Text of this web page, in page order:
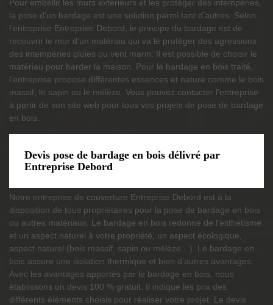
Pour embellir les murs extérieurs et les protéger des intempéries,
la pose d’un bardage est une solution parmi tant d’autres. Selon
l’entreprise Entreprise Debord, le principe du bardage est de
recouvrir le mur d’un matériau qui va le protéger des agressions
des intempéries pluies ou vent marin. Il est possible de choisir le
matériau pour barder la maison. Pour le bardage en bois traité,
l’entreprise propose différentes essences et nature comme le bois
massif, le sapin ou le mélèze. Vous pouvez contacter l’entreprise
à partir de son site web pour tous vos projets de pose de bardage
en bois.
Devis pose de bardage en bois délivré par
Entreprise Debord
Notre entreprise de couverture Entreprise Debord est à la
disposition de tous propriétaires pour la pose de bardage en bois
ou autres matériaux. Le bardage en bois redonne de l’esthétisme
et un aspect naturel à votre propriété, un aspect écologique,
aspect naturel (bois massif, sapin ou mélèze…). Le bardage en
bois assure une isolation thermique et bien d’autres avantages.
Avec les avantages apportés par le bardage en bois, nous
établissons un devis 100 % gratuit. Il indique les prix des
différents éléments choisis pour réaliser votre projet. Le devis